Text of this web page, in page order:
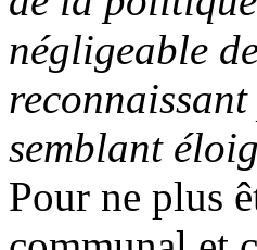
négligeable
semblant
Pour ne plus